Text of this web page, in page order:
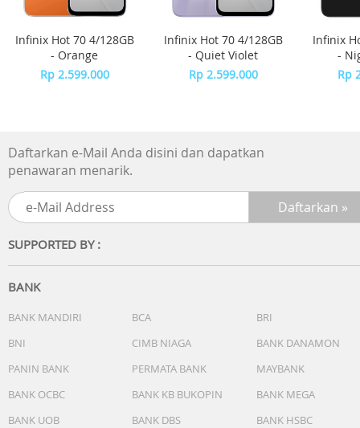
- Kartu Garansi Resmi
- Buku Manual
Infinix Hot 70 4/128GB
- Orange
Rp 2.599.000
Infinix Hot 70 4/128GB
- Quiet Violet
Rp 2.599.000
Infinix
-
Rp
Daftarkan e-Mail Anda disini dan dapatkan
penawaran menarik.
SUPPORTED BY :
BANK
BANK MANDIRI BCA
BRI
BNI
CIMB NIAGA
BANK DANAMON
PANIN BANK
PERMATA BANK
MAYBANK
BANK OCBC
BANK KB BUKOPIN
BANK MEGA
BANK UOB
BANK DBS
BANK HSBC